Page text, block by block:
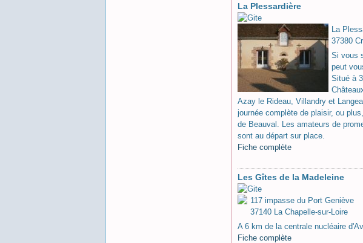
La Plessardière
La
37380
Si vous
peut
Situé à
Azay le Rideau, Villandry et
journée complète de plaisir, ou
de Beauval. Les amateurs de
sont au départ sur place.
Fiche complète
Les Gîtes de la Madeleine
117 impasse du Port Geniève
37140 La Chapelle-sur-Loire
A 6 km de la centrale nucléaire
Fiche complète